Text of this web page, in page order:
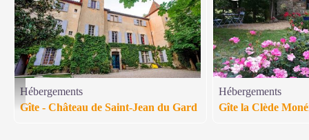
© Ilona Genty-Mezei
Hébergements
Gîte - Château de Saint-Jean du Gard
Hébergements
Gîte la Clède